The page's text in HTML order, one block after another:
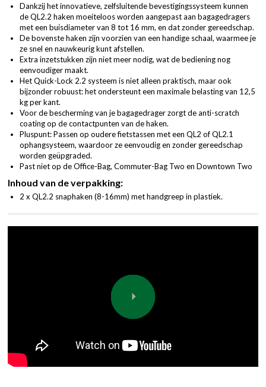
Dankzij het innovatieve, zelfsluitende bevestigingssysteem kunnen
de QL2.2 haken moeiteloos worden aangepast aan bagagedragers
met een buisdiameter van 8 tot 16 mm, en dat zonder gereedschap.
De bovenste haken zijn voorzien van een handige schaal, waarmee je
ze snel en nauwkeurig kunt afstellen.
Extra inzetstukken zijn niet meer nodig, wat de bediening nog
eenvoudiger maakt.
Het Quick-Lock 2.2 systeem is niet alleen praktisch, maar ook
bijzonder robuust: het ondersteunt een maximale belasting van 12,5
kg per kant.
Voor de bescherming van je bagagedrager zorgt de anti-scratch
coating op de contactpunten van de haken.
Pluspunt: Passen op oudere fietstassen met een QL2 of QL2.1
ophangsysteem, waardoor ze eenvoudig en zonder gereedschap
worden geüpgraded.
Past niet op de Office-Bag, Commuter-Bag Two en Downtown Two
Inhoud van de verpakking:
2 x QL2.2 snaphaken (8-16mm) met handgreep in plastiek.